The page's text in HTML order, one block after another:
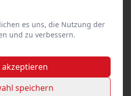
& authentisch
Seite der Grünanlage
Tickets
2026•Fr. 21:00
es uns, die Nutzung der
und zu verbessern.
akzeptieren
speichern